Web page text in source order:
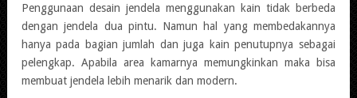
Penggunaan desain jendela menggunakan kain tidak berbeda
dengan jendela dua pintu. Namun hal yang membedakannya
hanya pada bagian jumlah dan juga kain penutupnya sebagai
pelengkap. Apabila area kamarnya memungkinkan maka bisa
membuat jendela lebih menarik dan modern.